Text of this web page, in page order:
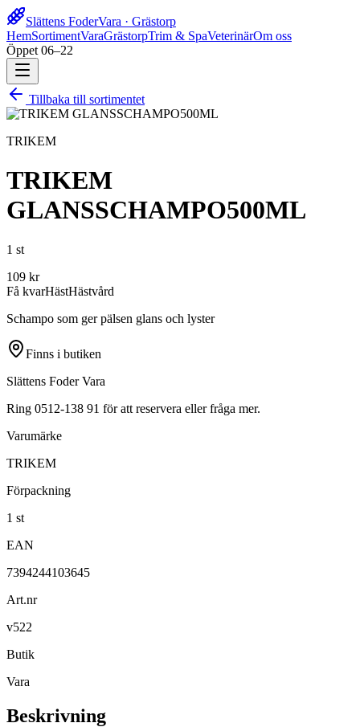
Slättens FoderVara · Grästorp
HemSortimentVaraGrästorpTrim & SpaVeterinärOm oss
Öppet 06–22
Tillbaka till sortimentet
TRIKEM
TRIKEM
GLANSSCHAMPO500ML
1 st
109 kr
Få kvarHästHästvård
Schampo som ger pälsen glans och lyster
Finns i butiken
Slättens Foder Vara
Ring 0512-138 91 för att reservera eller fråga mer.
Varumärke
TRIKEM
Förpackning
1 st
EAN
7394244103645
Art.nr
v522
Butik
Vara
Beskrivning